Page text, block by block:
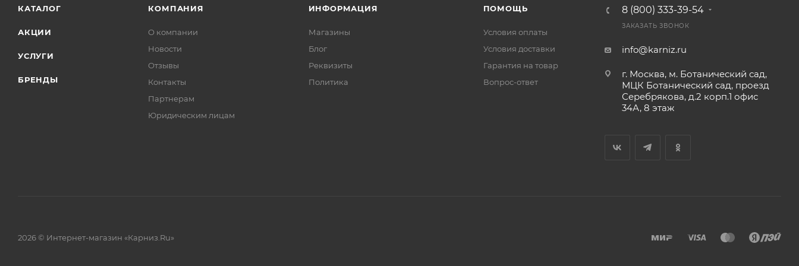
КАТАЛОГ
АКЦИИ
УСЛУГИ
БРЕНДЫ
КОМПАНИЯ
О компании
Новости
Отзывы
Контакты
Партнерам
Юридическим лицам
ИНФОРМАЦИЯ
Магазины
Блог
Реквизиты
Политика
ПОМОЩЬ
Условия оплаты
Условия доставки
Гарантия на товар
Вопрос-ответ
8 (800) 333-39-54
ЗАКАЗАТЬ ЗВОНОК
info@karniz.ru
г. Москва, м. Ботанический сад,
МЦК Ботанический сад, проезд
Серебрякова, д.2 корп.1 офис
34А, 8 этаж
2026 © Интернет-магазин «Карниз.Ru»